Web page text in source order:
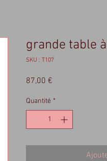
grande table
SKU : T107
87,00 €
Quantité *